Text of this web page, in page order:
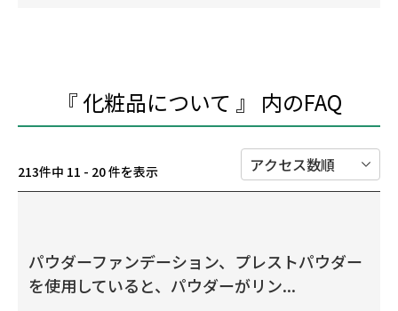
『 化粧品について 』 内のFAQ
213件中 11 - 20 件を表示
パウダーファンデーション、プレストパウダー
を使用していると、パウダーがリン...